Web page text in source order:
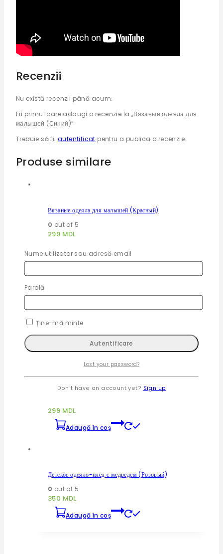
Recenzii
Nu există recenzii până acum.
Fii primul care adaugi o recenzie la „Вязаные одеяла для
малышей (Синий)”
Trebuie să fiiautentificat pentru a publica o recenzie.
Produse similare
Вязаные одеяла для малышей (Красный)
0 out of 5
299 MDL
Adaugă în coș
Вязаные одеяла для малышей (Бирюзовый)
299MDL
Adaugă în coș
Вязаные одеяла для малышей (Серый)
299 MDL
Adaugă în coș
Детское одеяло-плед с медведем (Розовый)
0 out of 5
350 MDL
Adaugă în coș
Nume utilizator sau adresă email
Parolă
Ține-mă minte
Lost your password?
Don't have an account yet? Sign up